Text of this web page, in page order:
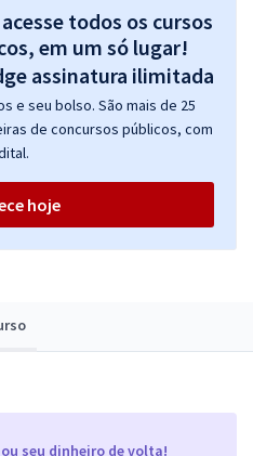
seu dinheiro de volta!
todos os cursos
em um só lugar!
e seu bolso. São mais de 25
de concursos públicos, com
hoje